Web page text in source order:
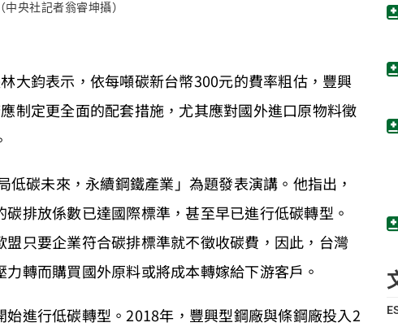
央社記者翁睿坤攝）
大鈞表示，依每噸碳新台幣300元的費率粗估，豐興
制定更全面的配套措施，尤其應對國外進口原物料徵
碳未來，永續鋼鐵產業」為題發表演講。他指出，
排放係數已達國際標準，甚至早已進行低碳轉型。
只要企業符合碳排標準就不徵收碳費，因此，台灣
轉而購買國外原料或將成本轉嫁給下游客戶。
進行低碳轉型。2018年，豐興型鋼廠與條鋼廠投入2